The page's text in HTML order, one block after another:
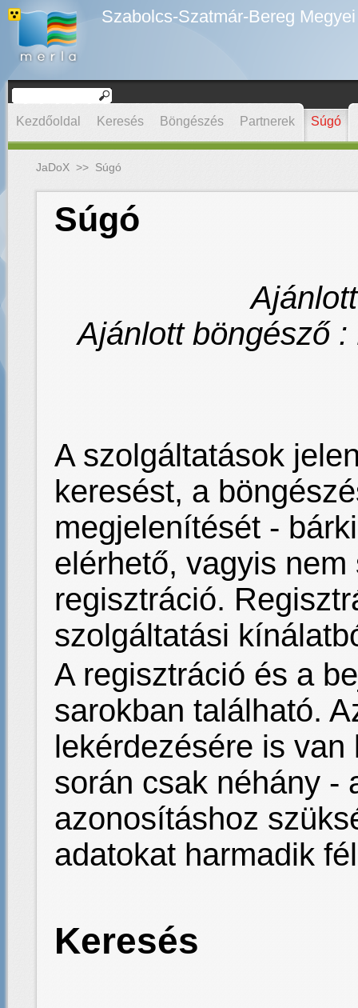
Szabolcs-Szatmár-Bereg
Kezdőoldal Keresés Böngészés Partnerek Súgó
JaDoX >> Súgó
Súgó
Ajánlott böngésző
A szolgáltatások
keresést, a
megjelenítését -
elérhető, vagyis
regisztráció.
szolgáltatási
A regisztráció és a
sarokban található.
lekérdezésére is
során csak néhány -
azonosításhoz
adatokat harmadik
Keresés